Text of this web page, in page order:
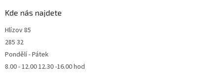
Kde nás najdete
Hlízov 85
285 32
Pondělí - Pátek
8.00 - 12.00 12.30 -16.00 hod